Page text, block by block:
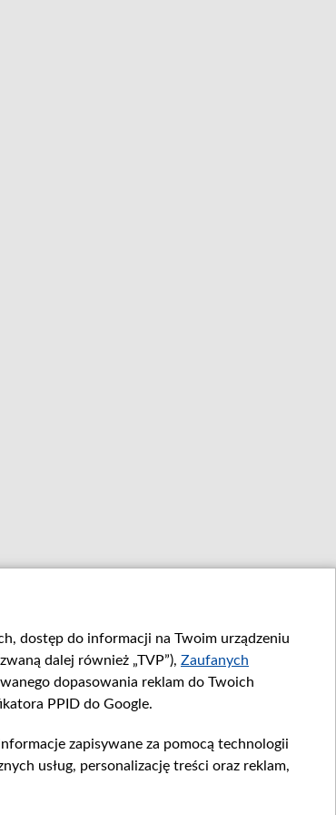
dostęp do informacji na Twoim urządzeniu
dalej również „TVP”), Zaufanych
dopasowania reklam do Twoich
PPID do Google.
zapisywane za pomocą technologii
usług, personalizację treści oraz reklam,